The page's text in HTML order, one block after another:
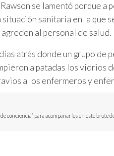
se lamentó porque a
sanitaria en la que
al personal de salud.
atrás donde un grupo de
a patadas los vidrios
a los enfermeros y
conciencia” para acompañarlos en este brote